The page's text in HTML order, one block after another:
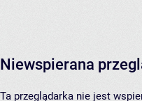
Niewspierana
Ta przeglądarka nie jest